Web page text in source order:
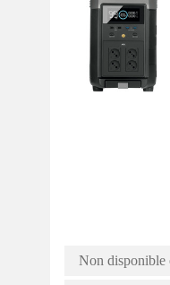
Non disponible